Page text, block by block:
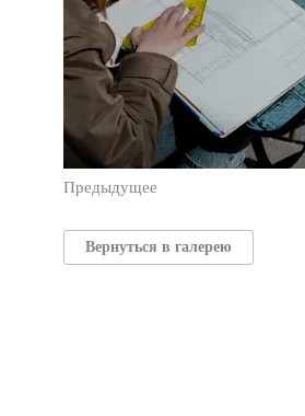
Предыдущее
Вернуться в галерею